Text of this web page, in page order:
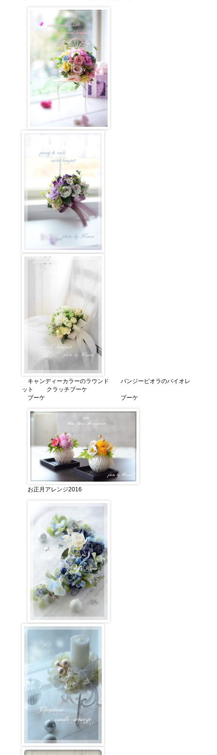
キャンディーカラーのラウンド パンジービオラのバイオレ
ット クラッチブーケ
ブーケ ブーケ
お正月アレンジ2016